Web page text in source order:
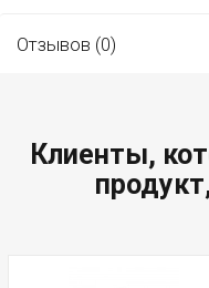
Отзывов (0)
Клиенты,